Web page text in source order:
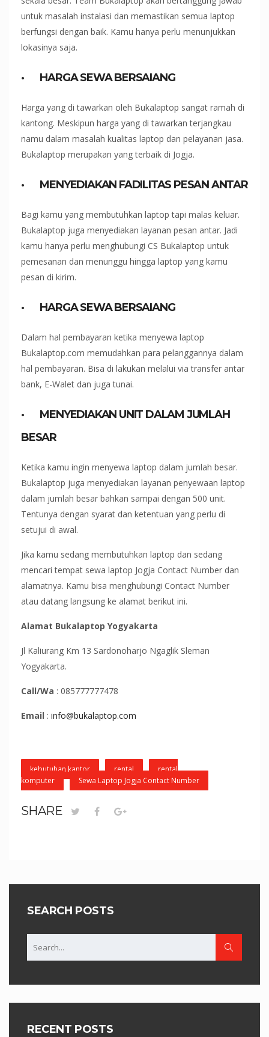
untuk masalah instalasi dan memastikan semua laptop
berfungsi dengan baik. Kamu hanya perlu menunjukkan
lokasinya saja.
· HARGA SEWA BERSAIANG
Harga yang di tawarkan oleh Bukalaptop sangat ramah di
kantong. Meskipun harga yang di tawarkan terjangkau
namu dalam masalah kualitas laptop dan pelayanan jasa.
Bukalaptop merupakan yang terbaik di Jogja.
· MENYEDIAKAN FADILITAS PESAN ANTAR
Bagi kamu yang membutuhkan laptop tapi malas keluar.
Bukalaptop juga menyediakan layanan pesan antar. Jadi
kamu hanya perlu menghubungi CS Bukalaptop untuk
pemesanan dan menunggu hingga laptop yang kamu
pesan di kirim.
· HARGA SEWA BERSAIANG
Dalam hal pembayaran ketika menyewa laptop
Bukalaptop.com memudahkan para pelanggannya dalam
hal pembayaran. Bisa di lakukan melalui via transfer antar
bank, E-Walet dan juga tunai.
· MENYEDIAKAN UNIT DALAM JUMLAH
BESAR
Ketika kamu ingin menyewa laptop dalam jumlah besar.
Bukalaptop juga menyediakan layanan penyewaan laptop
dalam jumlah besar bahkan sampai dengan 500 unit.
Tentunya dengan syarat dan ketentuan yang perlu di
setujui di awal.
Jika kamu sedang membutuhkan laptop dan sedang
mencari tempat sewa laptop Jogja Contact Number dan
alamatnya. Kamu bisa menghubungi Contact Number
atau datang langsung ke alamat berikut ini.
Alamat Bukalaptop Yogyakarta
Jl Kaliurang Km 13 Sardonoharjo Ngaglik Sleman
Yogyakarta.
Call/Wa : 085777777478
Email : info@bukalaptop.com
kebutuhan kantor rental
rental
komputer
Sewa Laptop Jogja Contact Number
SHARE
SEARCH POSTS
RECENT POSTS